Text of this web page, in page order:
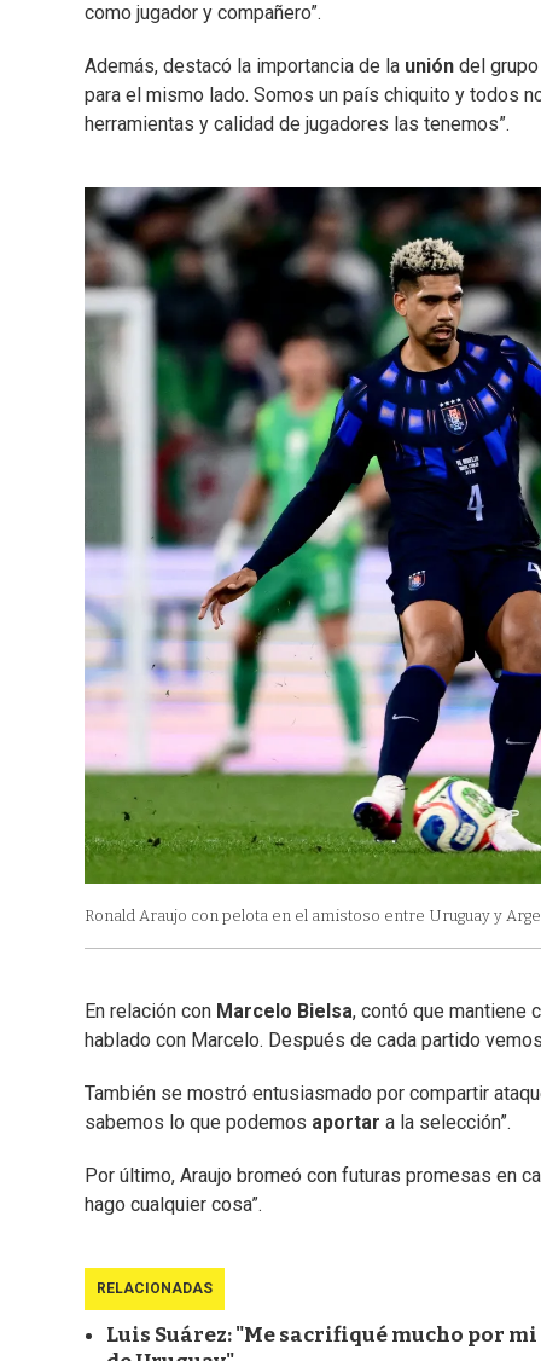
como jugador y compañero”.
Además, destacó la importancia de la unión del
para el mismo lado. Somos un país chiquito y todos
herramientas y calidad de jugadores las tenemos”.
Ronald Araujo con pelota en el amistoso entre Uruguay y
En relación con Marcelo Bielsa, contó que mantiene
hablado con Marcelo. Después de cada partido
También se mostró entusiasmado por compartir
sabemos lo que podemos aportar a la selección”.
Por último, Araujo bromeó con futuras promesas en
hago cualquier cosa”.
RELACIONADAS
Luis Suárez: "Me sacrifiqué mucho por